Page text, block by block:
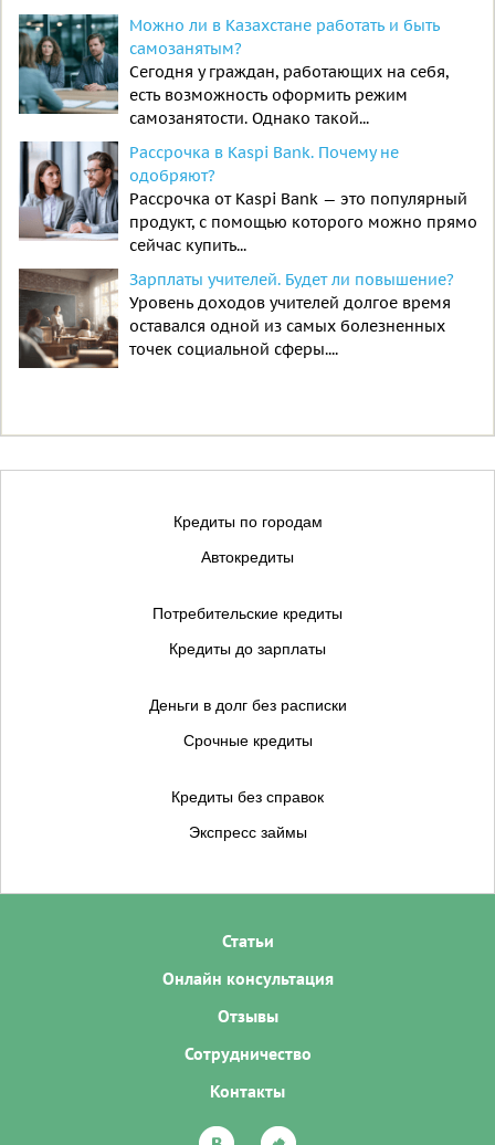
Можно ли в Казахстане работать и быть
самозанятым?
Сегодня у граждан, работающих на себя,
есть возможность оформить режим
самозанятости. Однако такой...
Рассрочка в Kaspi Bank. Почему не
одобряют?
Рассрочка от Kaspi Bank — это популярный
продукт, с помощью которого можно прямо
сейчас купить...
Зарплаты учителей. Будет ли повышение?
Уровень доходов учителей долгое время
оставался одной из самых болезненных
точек социальной сферы....
Кредиты по городам
Автокредиты
Потребительские кредиты
Кредиты до зарплаты
Деньги в долг без расписки
Срочные кредиты
Кредиты без справок
Экспресс займы
Статьи
Онлайн консультация
Отзывы
Сотрудничество
Контакты